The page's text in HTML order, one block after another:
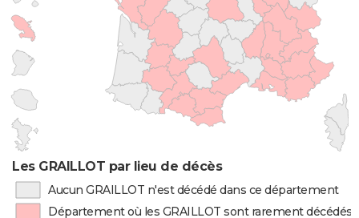
Les GRAILLOT par lieu de décès
Aucun GRAILLOT n'est décédé dans ce département
Département où les GRAILLOT sont rarement décédés